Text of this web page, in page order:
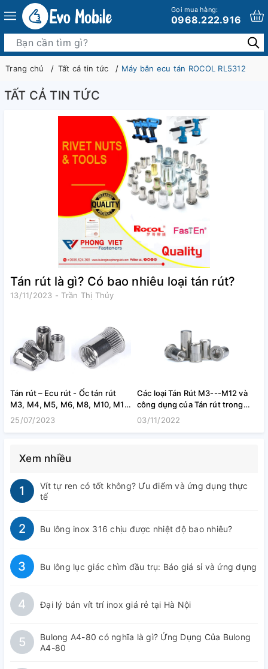
Gọi mua hàng:
0968.222.916
Trang chủ Tất cả tin tức Máy bắn ecu tán ROCOL RL5312
TẤT CẢ TIN TỨC
Tán rút là gì? Có bao nhiêu loại tán rút?
13/11/2023 - Trần Thị Thủy
Tán rút – Ecu rút - Ốc tán rút
M3, M4, M5, M6, M8, M10, M12
inox 304
25/07/2023
Các loại Tán Rút M3---M12 và
công dụng của Tán rút trong
sản xuất hiện nay?
03/11/2022
Xem nhiều
1
Vít tự ren có tốt không? Ưu điểm và ứng dụng thực
tế
2 Bu lông inox 316 chịu được nhiệt độ bao nhiêu?
3 Bu lông lục giác chìm đầu trụ: Báo giá sỉ và ứng dụng
4 Đại lý bán vít trí inox giá rẻ tại Hà Nội
5
Bulong A4-80 có nghĩa là gì? Ứng Dụng Của Bulong
A4-80